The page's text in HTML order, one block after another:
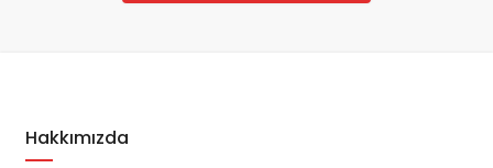
Hakkımızda